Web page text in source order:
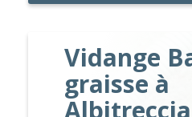
Vidange
graisse à
Albitreccia